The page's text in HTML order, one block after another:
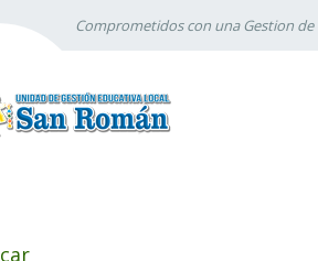
Comprometidos con una Gestion de